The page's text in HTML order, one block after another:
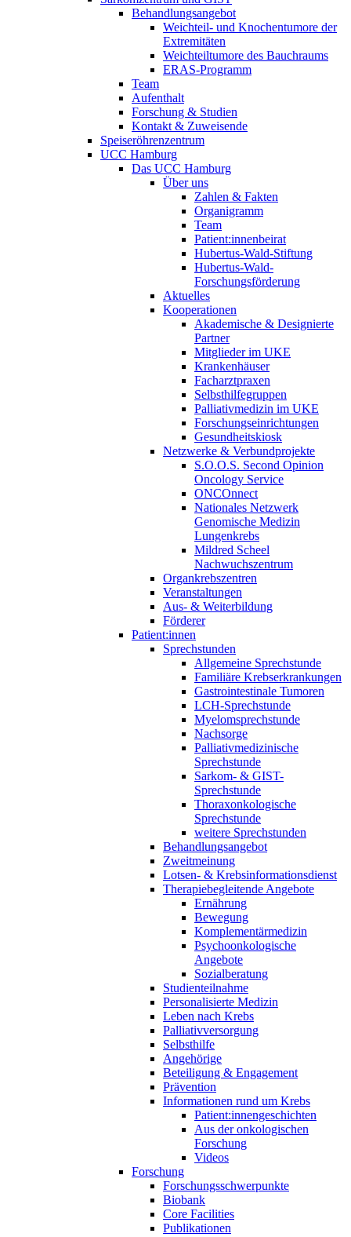
Behandlungsangebot
Weichteil- und Knochentumore der
Extremitäten
Weichteiltumore des Bauchraums
ERAS-Programm
Team
Aufenthalt
Forschung & Studien
Kontakt & Zuweisende
Speiseröhrenzentrum
UCC Hamburg
Das UCC Hamburg
Über uns
Zahlen & Fakten
Organigramm
Team
Patient:innenbeirat
Hubertus-Wald-Stiftung
Hubertus-Wald-
Forschungsförderung
Aktuelles
Kooperationen
Akademische & Designierte
Partner
Mitglieder im UKE
Krankenhäuser
Facharztpraxen
Selbsthilfegruppen
Palliativmedizin im UKE
Forschungseinrichtungen
Gesundheitskiosk
Netzwerke & Verbundprojekte
S.O.O.S. Second Opinion
Oncology Service
ONCOnnect
Nationales Netzwerk
Genomische Medizin
Lungenkrebs
Mildred Scheel
Nachwuchszentrum
Organkrebszentren
Veranstaltungen
Aus- & Weiterbildung
Förderer
Patient:innen
Sprechstunden
Allgemeine Sprechstunde
Familiäre Krebserkrankungen
Gastrointestinale Tumoren
LCH-Sprechstunde
Myelomsprechstunde
Nachsorge
Palliativmedizinische
Sprechstunde
Sarkom- & GIST-
Sprechstunde
Thoraxonkologische
Sprechstunde
weitere Sprechstunden
Behandlungsangebot
Zweitmeinung
Lotsen- & Krebsinformationsdienst
Therapiebegleitende Angebote
Ernährung
Bewegung
Komplementärmedizin
Psychoonkologische
Angebote
Sozialberatung
Studienteilnahme
Personalisierte Medizin
Leben nach Krebs
Palliativversorgung
Selbsthilfe
Angehörige
Beteiligung & Engagement
Prävention
Informationen rund um Krebs
Patient:innengeschichten
Aus der onkologischen
Forschung
Videos
Forschung
Forschungsschwerpunkte
Biobank
Core Facilities
Publikationen